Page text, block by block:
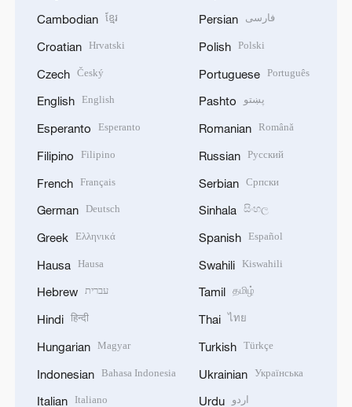
Cambodian ខ្មែរ
Croatian Hrvatski
Czech Český
English English
Esperanto Esperanto
Filipino Filipino
French Français
German Deutsch
Greek Ελληνικά
Hausa Hausa
Hebrew עברית
Hindi हिन्दी
Hungarian Magyar
Indonesian Bahasa Indonesia
Italian Italiano
Persian فارسی
Polish Polski
Portuguese Português
Pashto پښتو
Romanian Română
Russian Русский
Serbian Српски
Sinhala සිංහල
Spanish Español
Swahili Kiswahili
Tamil தமிழ்
Thai ไทย
Turkish Türkçe
Ukrainian Українська
Urdu اردو